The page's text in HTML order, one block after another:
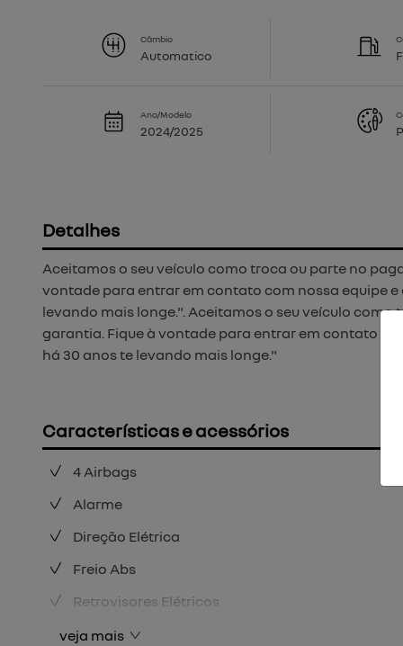
Câmbio
Automatico
Ano/Modelo
2024/2025
Detalhes
Aceitamos o seu veículo como troca ou parte no
vontade para entrar em contato com nossa equipe
levando mais longe.". Aceitamos o seu veículo
garantia. Fique à vontade para entrar em contato
há 30 anos te levando mais longe."
Características e acessórios
4 Airbags
Alarme
Direção Elétrica
Freio Abs
Retrovisores Elétricos
veja mais